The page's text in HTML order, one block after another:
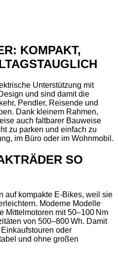
KOMPAKT,
Unterstützung mit
und sind damit die
Pendler, Reisende und
Dank kleinem Rahmen,
auch faltbarer Bauweise
zu parken und einfach zu
im Büro oder im Wohnmobil.
SO
auf kompakte E‑Bikes, weil sie
Moderne Modelle
Mittelmotoren mit 50–100 Nm
von 500–800 Wh. Damit
oder
und ohne großen